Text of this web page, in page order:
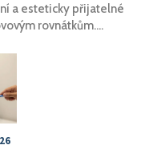
a esteticky přijatelné
rovnátkům.
očekávat během léčby.
mohou zlepšit nejen
kvalitu života.